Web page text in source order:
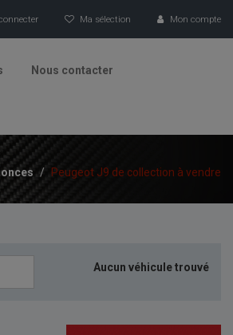
Ma sélection Mon compte
Nous contacter
/ Peugeot J9 de collection à vendre
Aucun véhicule trouvé